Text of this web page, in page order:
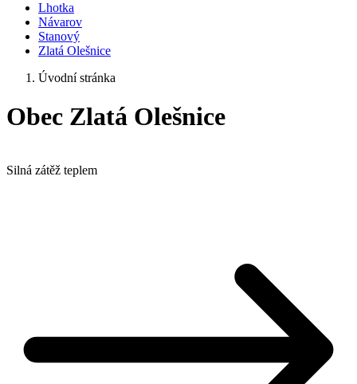
Lhotka
Návarov
Stanový
Zlatá Olešnice
Úvodní stránka
Obec Zlatá Olešnice
Silná zátěž teplem